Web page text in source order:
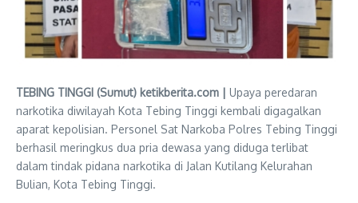
TEBING TINGGI (Sumut) ketikberita.com | Upaya peredaran
narkotika diwilayah Kota Tebing Tinggi kembali digagalkan
aparat kepolisian. Personel Sat Narkoba Polres Tebing Tinggi
berhasil meringkus dua pria dewasa yang diduga terlibat
dalam tindak pidana narkotika di Jalan Kutilang Kelurahan
Bulian, Kota Tebing Tinggi.